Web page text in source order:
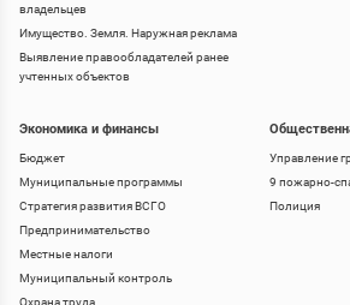
владельцев
Имущество. Земля. Наружная реклама
Выявление правообладателей ранее
учтенных объектов
Экономика и финансы
Бюджет
Муниципальные программы
Стратегия развития ВСГО
Предпринимательство
Местные налоги
Муниципальный контроль
Охрана труда
Управление
9 пожарно-
Полиция